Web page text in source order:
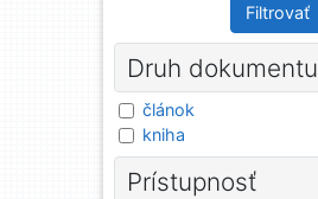
Filtrovať
Druh dokumentu
článok
kniha
Prístupnosť